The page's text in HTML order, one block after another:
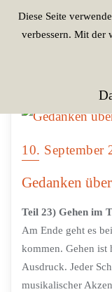
10. September
Gedanken
Teil 23) Gehen im
Am Ende geht es
kommen. Gehen ist
Ausdruck. Jeder
musikalischer
Diese Seite
verbessern. Mit der